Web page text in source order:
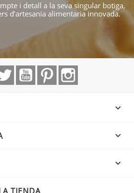
i detall a la seva singular botiga,
d’artesania alimentaria innovada.
Twitter YouTubePinterest


